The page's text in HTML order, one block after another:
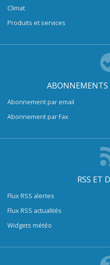
Climat
Produits et services
ABONNEMENTS
Abonnement par email
Abonnement par Fax
RSS ET
Flux RSS alertes
Flux RSS actualités
Widgets météo